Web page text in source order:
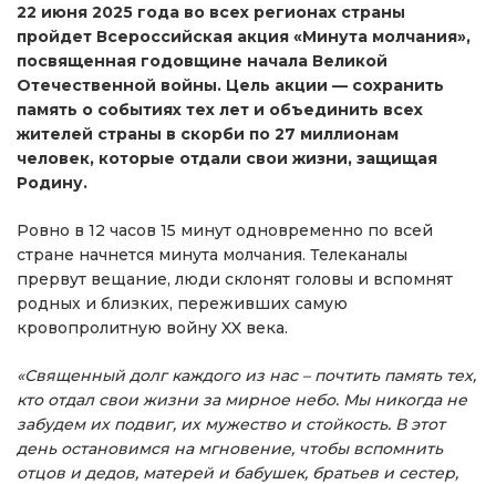
22 июня 2025 года во всех регионах страны
пройдет Всероссийская акция «Минута молчания»,
посвященная годовщине начала Великой
Отечественной войны. Цель акции — сохранить
память о событиях тех лет и объединить всех
жителей страны в скорби по 27 миллионам
человек, которые отдали свои жизни, защищая
Родину.
Ровно в 12 часов 15 минут одновременно по всей
стране начнется минута молчания. Телеканалы
прервут вещание, люди склонят головы и вспомнят
родных и близких, переживших самую
кровопролитную войну XX века.
«Священный долг каждого из нас – почтить память тех,
кто отдал свои жизни за мирное небо. Мы никогда не
забудем их подвиг, их мужество и стойкость. В этот
день остановимся на мгновение, чтобы вспомнить
отцов и дедов, матерей и бабушек, братьев и сестер,